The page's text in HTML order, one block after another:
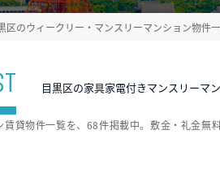
区のウィークリー・マンスリーマンション物件
目黒区の家具家電付きマンスリーマ
貸物件一覧を、68件掲載中。敷金・礼金無